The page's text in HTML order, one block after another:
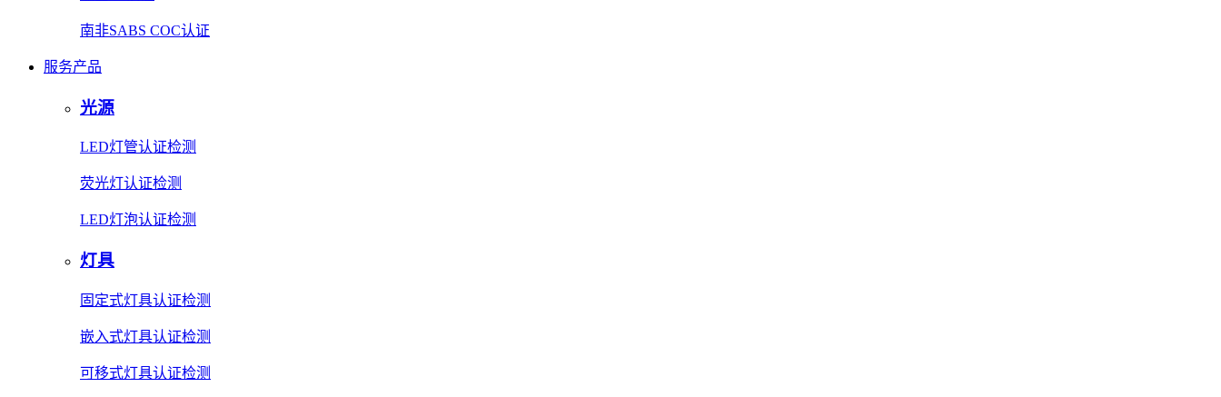
南非SABS COC认证
服务产品
光源
LED灯管认证检测
荧光灯认证检测
LED灯泡认证检测
灯具
固定式灯具认证检测
嵌入式灯具认证检测
可移式灯具认证检测